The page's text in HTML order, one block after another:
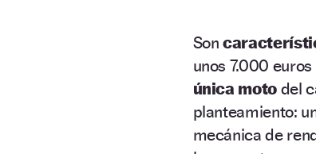
Son
unos 7.000
única moto del
planteamiento:
mecánica de